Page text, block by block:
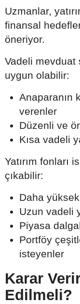
Uzmanlar,
finansal
öneriyor.
Vadeli mevduat
uygun olabilir:
Anaparanın
verenler
Düzenli ve
Kısa vadeli
Yatırım fonları
çıkabilir:
Daha
Uzun vadeli
Piyasa
Portföy
isteyenler
Karar
Edilmeli?